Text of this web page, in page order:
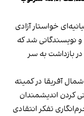
خواستار آزادی
نویسندگانی شد که
بازداشت به سر
آفریقا در کمیته
کردن اندیشمندان
تفکر انتقادی